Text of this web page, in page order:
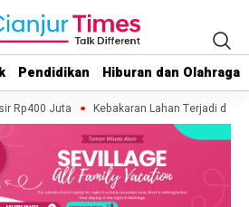
Pendidikan Hiburan dan Olahraga
Pendidikan Hiburan dan Olahraga
Juta Kebakaran Lahan Terjadi di